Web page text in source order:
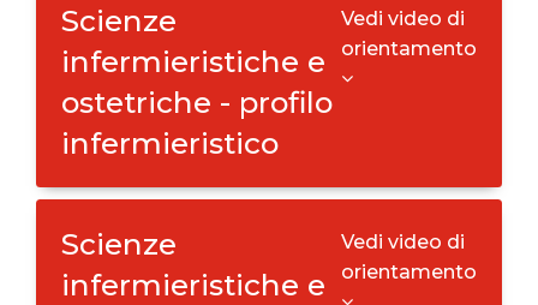
Scienze
infermieristiche e
ostetriche - profilo
infermieristico
Vedi video di
orientamento
Scienze
infermieristiche e
Vedi video di
orientamento